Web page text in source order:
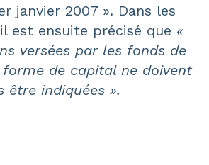
janvier 2007». Dans les
est ensuite précisé que «
versées par les fonds de
forme de capital ne doivent
être indiquées ».